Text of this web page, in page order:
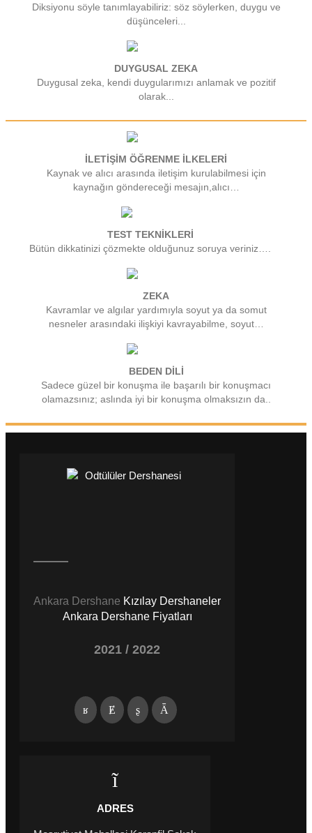
Diksiyonu söyle tanımlayabiliriz: söz söylerken, duygu ve
düşünceleri...
DUYGUSAL ZEKA
Duygusal zeka, kendi duygularımızı anlamak ve pozitif
olarak...
İLETİŞİM ÖĞRENME İLKELERİ
Kaynak ve alıcı arasında iletişim kurulabilmesi için
kaynağın göndereceği mesajın,alıcı…
TEST TEKNİKLERİ
Bütün dikkatinizi çözmekte olduğunuz soruya veriniz….
ZEKA
Kavramlar ve algılar yardımıyla soyut ya da somut
nesneler arasındaki ilişkiyi kavrayabilme, soyut…
BEDEN DİLİ
Sadece güzel bir konuşma ile başarılı bir konuşmacı
olamazsınız; aslında iyi bir konuşma olmaksızın da..
Ankara Dershane Kızılay Dershaneler
Ankara Dershane Fiyatları
2021 / 2022
ADRES